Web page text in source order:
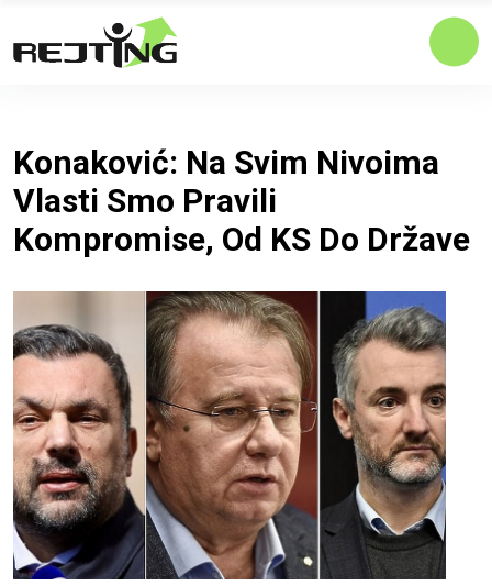
Konaković: Na Svim Nivoima
Vlasti Smo Pravili
Kompromise, Od KS Do Države